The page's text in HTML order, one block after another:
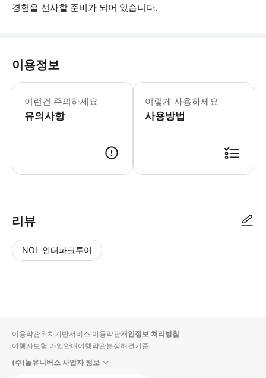
경험을 선사할 준비가 되어 있습니다.
이용정보
이런건 주의하세요
유의사항
- 날씨에 맞는 복장을 착용하세요. *
이렇게 사용하세요
사용방법
리뷰
NOL 인터파크투어
입니
다.
순
상
이용약관위치기반서비스 이용약관개인정보 처리방침
여행자보험 가입안내여행약관분쟁해결기준
(주)놀유니버스 사업자 정보